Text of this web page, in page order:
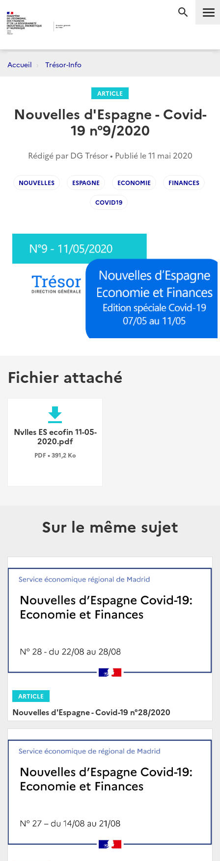
Accueil Trésor-Info
ARTICLE
Nouvelles d'Espagne - Covid-
19 n°9/2020
Rédigé par DG Trésor • Publié le11 mai 2020
NOUVELLES ESPAGNE ECONOMIE FINANCES
COVID19
Fichier attaché
file_download
Nvlles ES ecofin 11-05-
2020.pdf
PDF • 391,2 Ko
Sur le même sujet
ARTICLE
Nouvelles d'Espagne - Covid-19 n°28/2020